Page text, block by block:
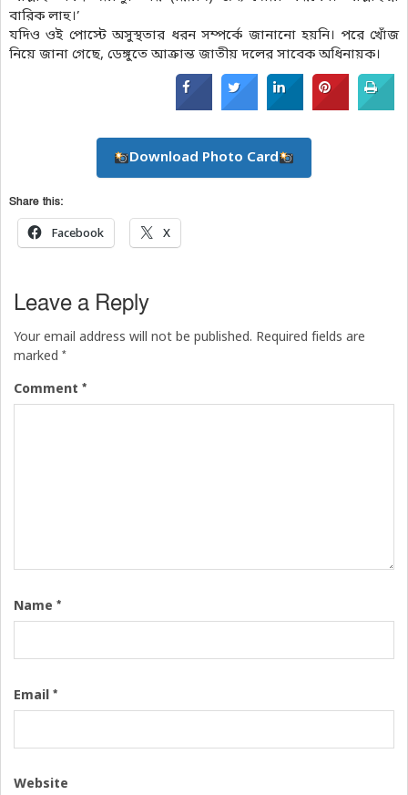
বারিক লাহু।’
যদিও ওই পোস্টে অসুস্থতার ধরন সম্পর্কে জানানো হয়নি। পরে খোঁজ
নিয়ে জানা গেছে, ডেঙ্গুতে আক্রান্ত জাতীয় দলের সাবেক অধিনায়ক।
Download Photo Card
Share this:
Facebook X
Leave a Reply
Your email address will not be published. Required fields are
marked *
Comment *
Name *
Email *
Website